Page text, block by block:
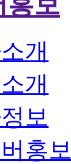
개
개
보
홍보